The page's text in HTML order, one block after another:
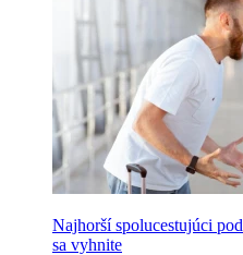
Najhorší spolucestujúci
sa vyhnite